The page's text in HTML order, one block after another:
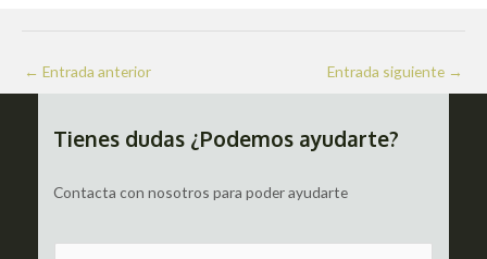
Navegación
de
← Entrada anterior Entrada siguiente →
Tienes dudas ¿Podemos ayudarte?
Contacta con nosotros para poder ayudarte